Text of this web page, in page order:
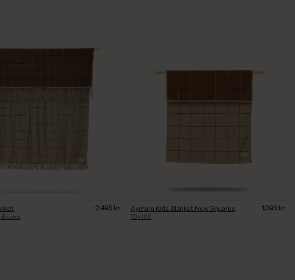
Brown
2.495kr. Aymara Kids Blanket New Squares
70×100
1.095kr.